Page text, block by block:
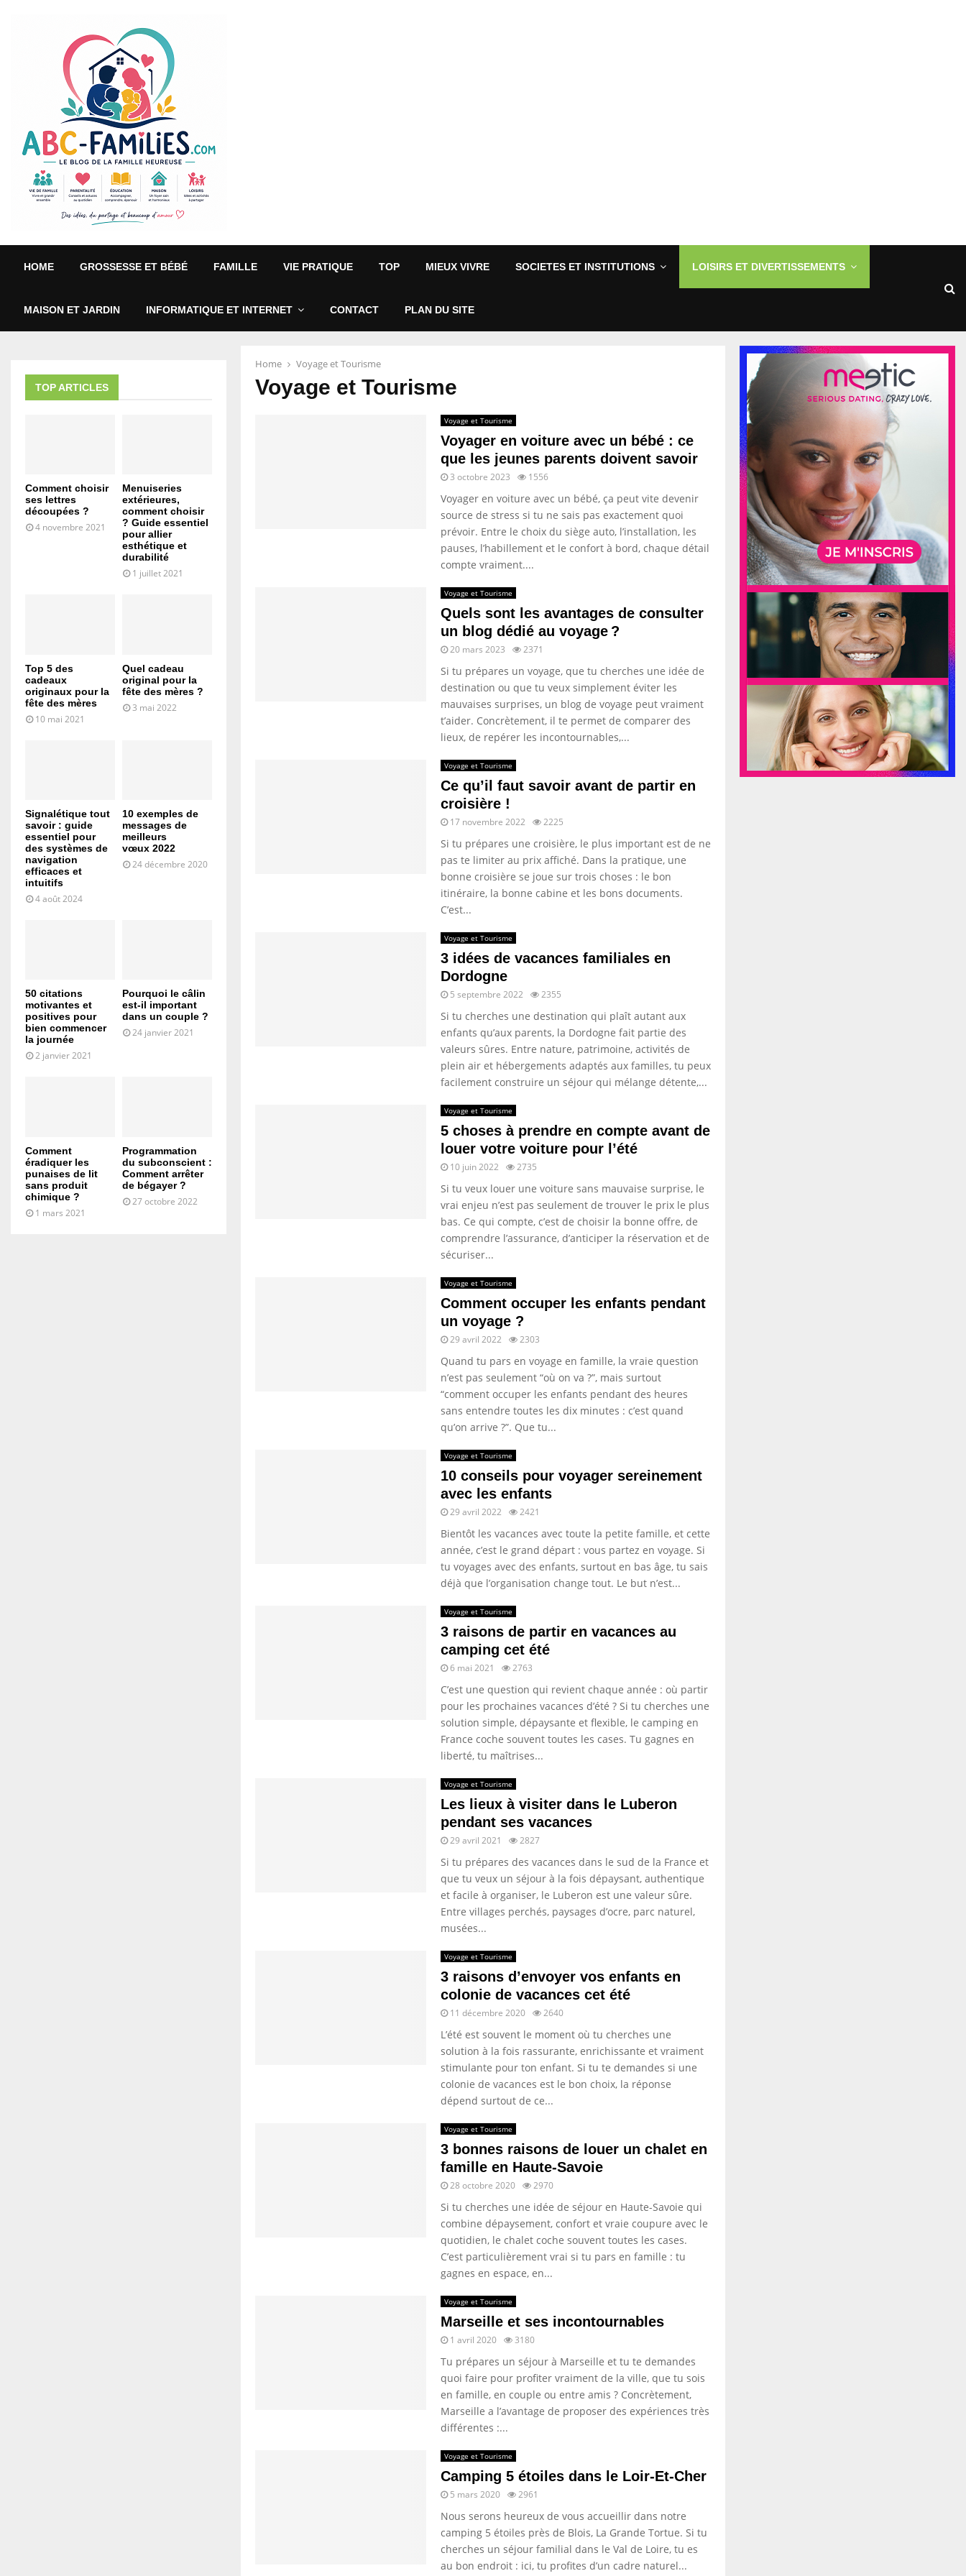
HOME GROSSESSE ET BÉBÉ FAMILLE VIE PRATIQUE TOP MIEUX VIVRE SOCIETES ET INSTITUTIONS LOISIRS ET DIVERTISSEMENTS
MAISON ET JARDIN INFORMATIQUE ET INTERNET CONTACT PLAN DU SITE
Home Voyage et Tourisme
Voyage et Tourisme
Voyage et Tourisme
Voyager en voiture avec un bébé : ce
que les jeunes parents doivent savoir
3 octobre 2023 1556
Voyager en voiture avec un bébé, ça peut vite devenir
source de stress si tu ne sais pas exactement quoi
prévoir. Entre le choix du siège auto, l’installation, les
pauses, l’habillement et le confort à bord, chaque détail
compte vraiment....
Voyage et Tourisme
Quels sont les avantages de consulter
un blog dédié au voyage ?
20 mars 2023 2371
Si tu prépares un voyage, que tu cherches une idée de
destination ou que tu veux simplement éviter les
mauvaises surprises, un blog de voyage peut vraiment
t’aider. Concrètement, il te permet de comparer des
lieux, de repérer les incontournables,...
Voyage et Tourisme
Ce qu’il faut savoir avant de partir en
croisière !
17 novembre 2022 2225
Si tu prépares une croisière, le plus important est de ne
pas te limiter au prix affiché. Dans la pratique, une
bonne croisière se joue sur trois choses : le bon
itinéraire, la bonne cabine et les bons documents.
C’est...
Voyage et Tourisme
3 idées de vacances familiales en
Dordogne
5 septembre 2022 2355
Si tu cherches une destination qui plaît autant aux
enfants qu’aux parents, la Dordogne fait partie des
valeurs sûres. Entre nature, patrimoine, activités de
plein air et hébergements adaptés aux familles, tu peux
facilement construire un séjour qui mélange détente,...
Voyage et Tourisme
5 choses à prendre en compte avant de
louer votre voiture pour l’été
10 juin 2022 2735
Si tu veux louer une voiture sans mauvaise surprise, le
vrai enjeu n’est pas seulement de trouver le prix le plus
bas. Ce qui compte, c’est de choisir la bonne offre, de
comprendre l’assurance, d’anticiper la réservation et de
sécuriser...
Voyage et Tourisme
Comment occuper les enfants pendant
un voyage ?
29 avril 2022 2303
Quand tu pars en voyage en famille, la vraie question
n’est pas seulement “où on va ?”, mais surtout
“comment occuper les enfants pendant des heures
sans entendre toutes les dix minutes : c’est quand
qu’on arrive ?”. Que tu...
Voyage et Tourisme
10 conseils pour voyager sereinement
avec les enfants
29 avril 2022 2421
Bientôt les vacances avec toute la petite famille, et cette
année, c’est le grand départ : vous partez en voyage. Si
tu voyages avec des enfants, surtout en bas âge, tu sais
déjà que l’organisation change tout. Le but n’est...
Voyage et Tourisme
3 raisons de partir en vacances au
camping cet été
6 mai 2021 2763
C’est une question qui revient chaque année : où partir
pour les prochaines vacances d’été ? Si tu cherches une
solution simple, dépaysante et flexible, le camping en
France coche souvent toutes les cases. Tu gagnes en
liberté, tu maîtrises...
Voyage et Tourisme
Les lieux à visiter dans le Luberon
pendant ses vacances
29 avril 2021 2827
Si tu prépares des vacances dans le sud de la France et
que tu veux un séjour à la fois dépaysant, authentique
et facile à organiser, le Luberon est une valeur sûre.
Entre villages perchés, paysages d’ocre, parc naturel,
musées...
Voyage et Tourisme
3 raisons d’envoyer vos enfants en
colonie de vacances cet été
11 décembre 2020 2640
L’été est souvent le moment où tu cherches une
solution à la fois rassurante, enrichissante et vraiment
stimulante pour ton enfant. Si tu te demandes si une
colonie de vacances est le bon choix, la réponse
dépend surtout de ce...
Voyage et Tourisme
3 bonnes raisons de louer un chalet en
famille en Haute-Savoie
28 octobre 2020 2970
Si tu cherches une idée de séjour en Haute-Savoie qui
combine dépaysement, confort et vraie coupure avec le
quotidien, le chalet coche souvent toutes les cases.
C’est particulièrement vrai si tu pars en famille : tu
gagnes en espace, en...
Voyage et Tourisme
Marseille et ses incontournables
1 avril 2020 3180
Tu prépares un séjour à Marseille et tu te demandes
quoi faire pour profiter vraiment de la ville, que tu sois
en famille, en couple ou entre amis ? Concrètement,
Marseille a l’avantage de proposer des expériences très
différentes :...
Voyage et Tourisme
Camping 5 étoiles dans le Loir-Et-Cher
5 mars 2020 2961
Nous serons heureux de vous accueillir dans notre
camping 5 étoiles près de Blois, La Grande Tortue. Si tu
cherches un séjour familial dans le Val de Loire, tu es
au bon endroit : ici, tu profites d’un cadre naturel...
TOP ARTICLES
Comment choisir
ses lettres
découpées ?
4 novembre 2021
Menuiseries
extérieures,
comment choisir
? Guide essentiel
pour allier
esthétique et
durabilité
1 juillet 2021
Top 5 des
cadeaux
originaux pour la
fête des mères
10 mai 2021
Quel cadeau
original pour la
fête des mères ?
3 mai 2022
Signalétique tout
savoir : guide
essentiel pour
des systèmes de
navigation
efficaces et
intuitifs
4 août 2024
10 exemples de
messages de
meilleurs
vœux 2022
24 décembre 2020
50 citations
motivantes et
positives pour
bien commencer
la journée
2 janvier 2021
Pourquoi le câlin
est-il important
dans un couple ?
24 janvier 2021
Comment
éradiquer les
punaises de lit
sans produit
chimique ?
1 mars 2021
Programmation
du subconscient :
Comment arrêter
de bégayer ?
27 octobre 2022